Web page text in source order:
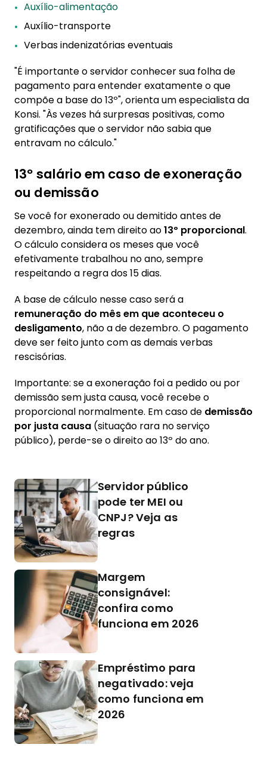
Auxílio-alimentação
Auxílio-transporte
Verbas indenizatórias eventuais
"É importante o servidor conhecer sua folha de
pagamento para entender exatamente o que
compõe a base do 13º", orienta um especialista da
Konsi. "Às vezes há surpresas positivas, como
gratificações que o servidor não sabia que
entravam no cálculo."
13º salário em caso de exoneração
ou demissão
Se você for exonerado ou demitido antes de
dezembro, ainda tem direito ao13º proporcional.
O cálculo considera os meses que você
efetivamente trabalhou no ano, sempre
respeitando a regra dos 15 dias.
A base de cálculo nesse caso será a
remuneração do mês em que aconteceu o
desligamento, não a de dezembro. O pagamento
deve ser feito junto com as demais verbas
rescisórias.
Importante: se a exoneração foi a pedido ou por
demissão sem justa causa, você recebe o
proporcional normalmente. Em caso de demissão
por justa causa (situação rara no serviço
público), perde-se o direito ao 13º do ano.
Servidor público
pode ter MEI ou
CNPJ? Veja as
regras
Margem
consignável:
confira como
funciona em 2026
Empréstimo para
negativado: veja
como funciona em
2026